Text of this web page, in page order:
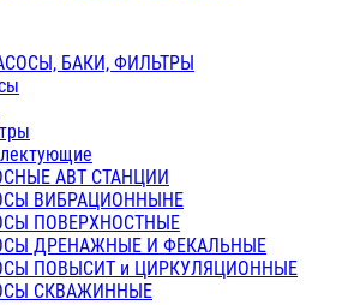
БАКИ, ФИЛЬТРЫ
АВТ СТАНЦИИ
ВИБРАЦИОННЫНЕ
ПОВЕРХНОСТНЫЕ
ДРЕНАЖНЫЕ И ФЕКАЛЬНЫЕ
ПОВЫСИТ и ЦИРКУЛЯЦИОННЫЕ
СКВАЖИННЫЕ